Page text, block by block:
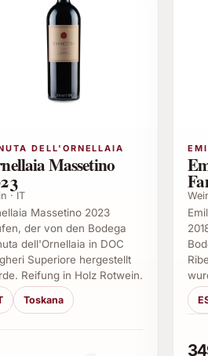
oder Lamm, aber auch zu
Dinners als auch bei
als Geschenk und für besondere
Geburtstag, Jahrestag oder
Fragen und
welcher Region stammt der
aus dem Gattinara-Gebiet
Italiens.
Rebsorte wird für diesen
DELL'ORNELLAIA
Massetino
· IT
Massetino 2023
der von den Bodega
dell'Ornellaia in DOC
Superiore hergestellt
Reifung in Holz Rotwein.
Toskana